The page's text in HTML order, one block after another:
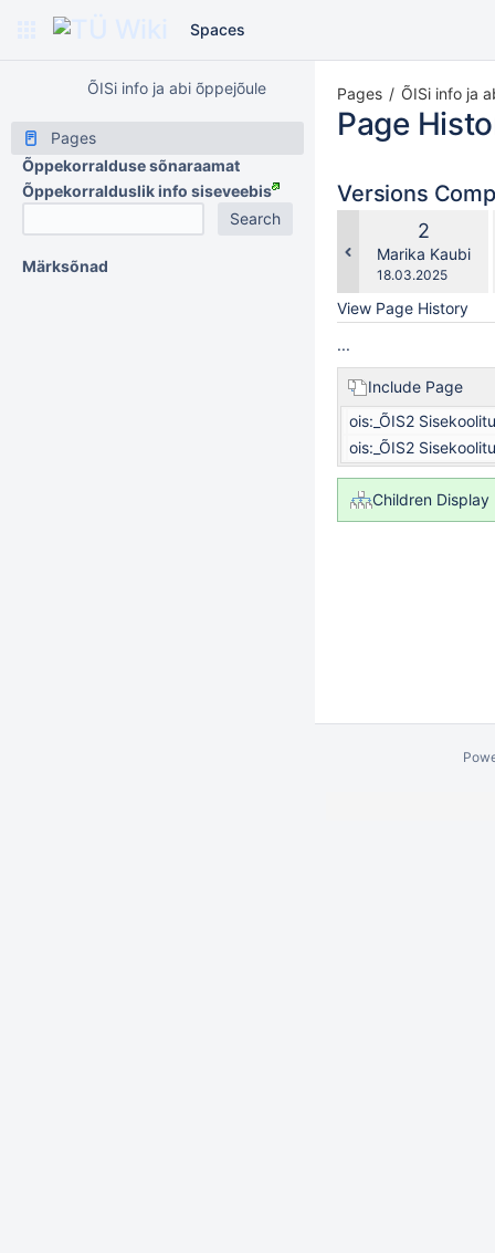
Spaces
ÕISi info ja abi õppejõule
Pages
Õppekorralduse sõnaraamat
Õppekorralduslik info siseveebis
Märksõnad
Pages ÕISi info ja
Page
Versions
Old
Version
2
Marika Kaubi
Saved
18.03.2025
View Page History
...
Include Page
ois:_ÕIS2
ois:_ÕIS2
Children Display